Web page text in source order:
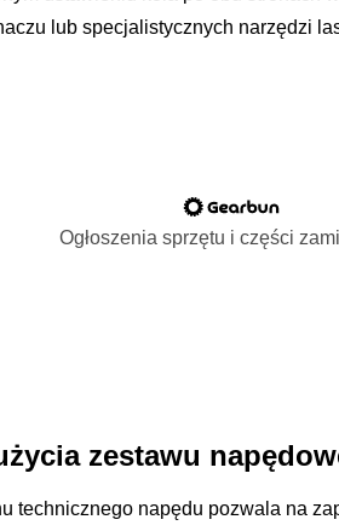
lub specjalistycznych narzędzi
Ogłoszenia sprzętu i części
zestawu
technicznego napędu pozwala na